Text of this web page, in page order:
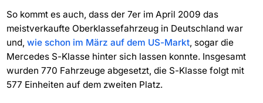
So kommt es auch, dass der 7er im April 2009 das
meistverkaufte Oberklassefahrzeug in Deutschland war
und, wie schon im März auf dem US-Markt, sogar die
Mercedes S-Klasse hinter sich lassen konnte. Insgesamt
wurden 770 Fahrzeuge abgesetzt, die S-Klasse folgt mit
577 Einheiten auf dem zweiten Platz.